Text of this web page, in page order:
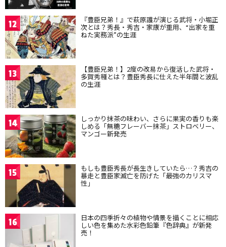
12 『豊臣兄弟！』で萩原護が演じる武将・小堀正
次とは？秀長・秀吉・家康が重用、“出家を重
ねた実務派”の生涯
13 【豊臣兄弟！】2度の改易から復活した武将・
多賀秀種とは？豊臣秀長に仕えた半年間と波乱
の生涯
14 しっかり抹茶の味わい、さらに果実の香りも楽
しめる「無糖フレーバー抹茶」ストロベリー、
マンゴー新発売
15 もしも豊臣秀長が長生きしていたら…？秀吉の
暴走と豊臣家滅亡を防げた「最強のカリスマ
性」
16 日本の四季折々の植物や情景を描くことに相応
しい色を集めた水彩色鉛筆『色辞典』が新発
売！